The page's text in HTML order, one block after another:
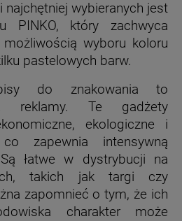
najchętniej wybieranych jest
PINKO, który zachwyca
wyboru koloru
pastelowych barw.
do znakowania to
reklamy. Te gadżety
ekologiczne i
zapewnia intensywną
łatwe w dystrybucji na
takich jak targi czy
zapomnieć o tym, że ich
charakter może